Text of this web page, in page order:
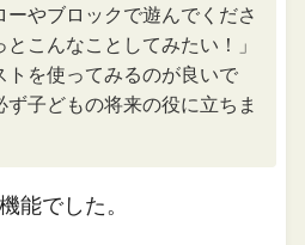
ーやブロックで遊んでくださ
こんなことしてみたい！」
トを使ってみるのが良いで
子どもの将来の役に立ちま
能でした。